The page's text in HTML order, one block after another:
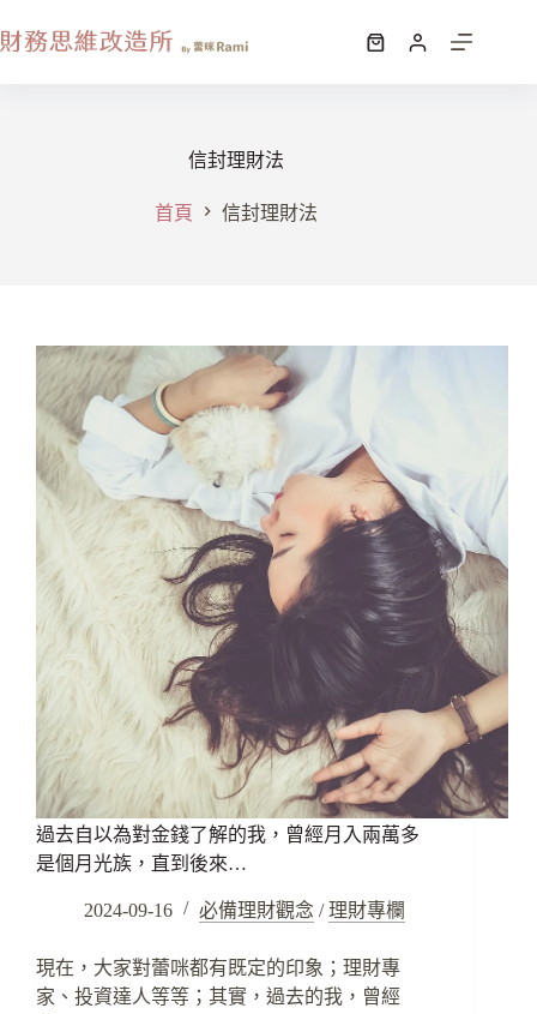
信封理財法
首頁 信封理財法
過去自以為對金錢了解的我，曾經月入兩萬多
是個月光族，直到後來…
2024-09-16 必備理財觀念 / 理財專欄
現在，大家對蕾咪都有既定的印象；理財專
家、投資達人等等；其實，過去的我，曾經